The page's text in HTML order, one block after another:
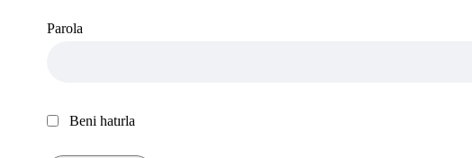
Parola
Beni hatırla